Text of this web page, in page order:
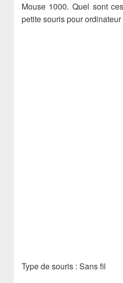
Mouse 1000. Quel sont
petite souris pour
Type de souris : Sans fil